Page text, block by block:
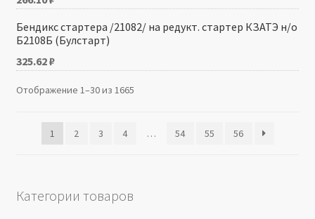
Бендикс стартера /21082/ на редукт. стартер КЗАТЭ н/о
Б2108Б (Булстарт)
325.62₽
Отображение 1–30 из 1665
1 2 3 4 … 54 55 56
Категории товаров